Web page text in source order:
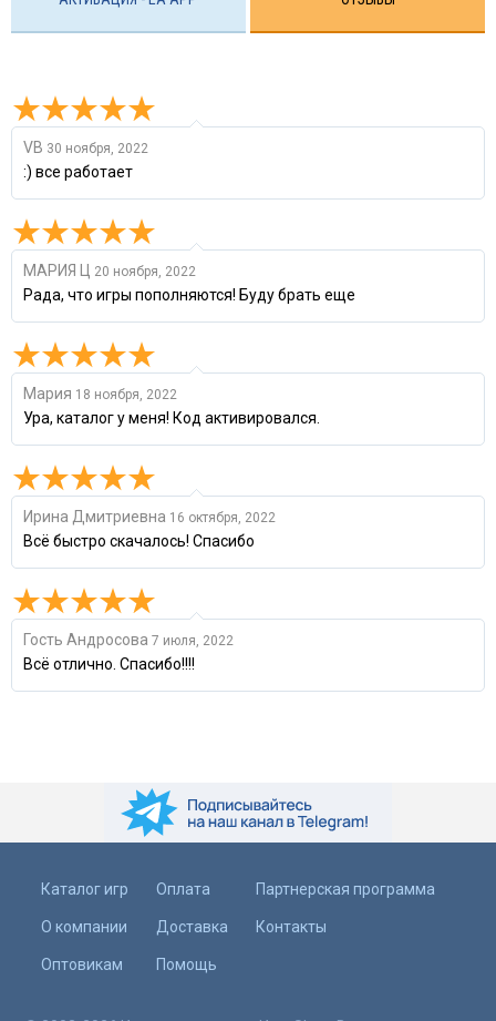
VB 30 ноября, 2022
:) все работает
МАРИЯ Ц 20 ноября, 2022
Рада, что игры пополняются! Буду брать еще
Мария 18 ноября, 2022
Ура, каталог у меня! Код активировался.
Ирина Дмитриевна 16 октября, 2022
Всё быстро скачалось! Спасибо
Гость Андросова 7 июля, 2022
Всё отлично. Спасибо!!!!
Каталог игр
О компании
Оптовикам
Оплата
Доставка
Помощь
Партнерская программа
Контакты